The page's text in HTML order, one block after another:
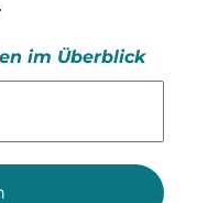
im Überblick